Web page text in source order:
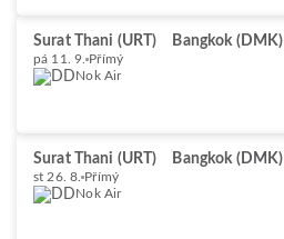
Surat Thani (URT) Bangkok (DMK)
pá 11. 9. Přímý
Nok Air
Surat Thani (URT) Bangkok (DMK)
st 26. 8. Přímý
Nok Air